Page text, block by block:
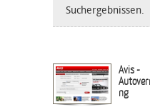
Suchergebnissen.
Avis -
ng